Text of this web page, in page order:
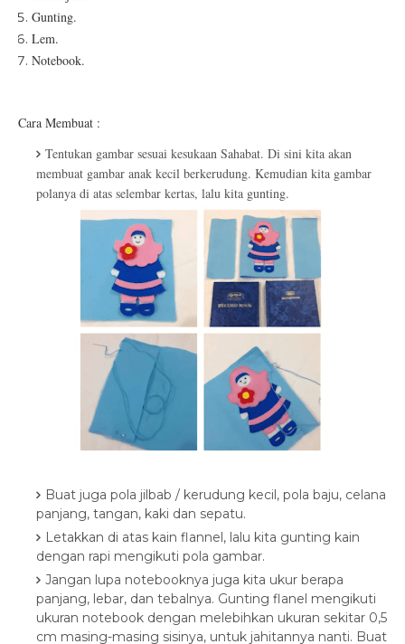
Gunting.
Lem.
Notebook.
Cara Membuat :
Tentukan gambar sesuai kesukaan Sahabat. Di sini kita akan
membuat gambar anak kecil berkerudung. Kemudian kita gambar
polanya di atas selembar kertas, lalu kita gunting.
Buat juga pola jilbab / kerudung kecil, pola baju, celana
panjang, tangan, kaki dan sepatu.
Letakkan di atas kain flannel, lalu kita gunting kain
dengan rapi mengikuti pola gambar.
Jangan lupa notebooknya juga kita ukur berapa
panjang, lebar, dan tebalnya. Gunting flanel mengikuti
ukuran notebook dengan melebihkan ukuran sekitar 0,5
cm masing-masing sisinya, untuk jahitannya nanti. Buat